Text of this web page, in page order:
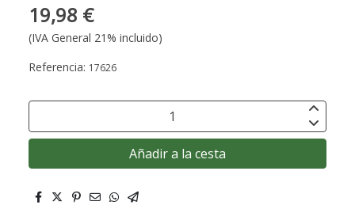
19,98 €
(IVA General 21% incluido)
Referencia: 17626
Añadir a la cesta